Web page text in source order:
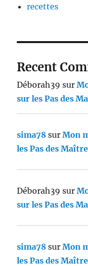
recettes
Recent
Déborah39 sur
sur les Pas des
sima78 surMon
les Pas des
Déborah39 sur
sur les Pas des
sima78 surMon
les Pas des